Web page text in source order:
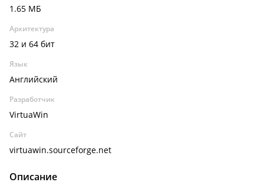
1.65 МБ
Архитектура
32 и 64 бит
Язык
Английский
Разработчик
VirtuaWin
Сайт
virtuawin.sourceforge.net
Описание